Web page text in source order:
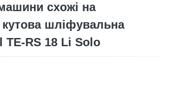
схожі на
шліфувальна
RS 18 Li Solo